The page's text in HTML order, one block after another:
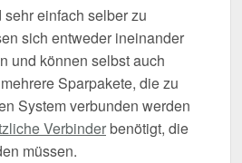
einfach selber zu
sich entweder ineinander
und können selbst auch
Sparpakete, die zu
System verbunden werden
Verbinderbenötigt, die
müssen.